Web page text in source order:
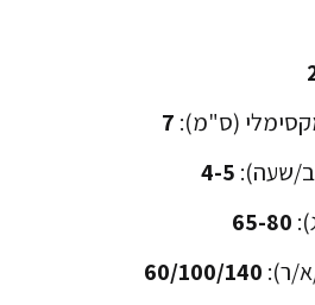
(ס"מ): 7
שעה): 4-5
65-80
ר): 60/100/140